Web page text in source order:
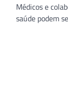
Médicos e
saúde podem